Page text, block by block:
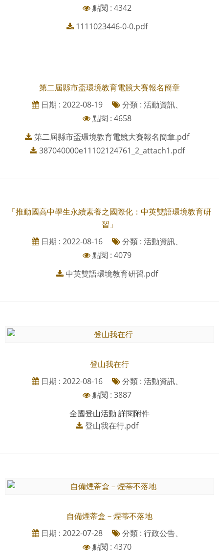
點閱 : 4342
1111023446-0-0.pdf
第二屆縣市盃環境教育電競大賽報名簡章
日期 : 2022-08-19
分類 : 活動資訊、
點閱 : 4658
第二屆縣市盃環境教育電競大賽報名簡章.pdf
387040000e11102124761_2_attach1.pdf
「推動國高中學生永續素養之國際化：中英雙語環境教育研
習」
日期 : 2022-08-16
分類 : 活動資訊、
點閱 : 4079
中英雙語環境教育研習.pdf
登山我在行
日期 : 2022-08-16
分類 : 活動資訊、
點閱 : 3887
全國登山活動 詳閱附件
登山我在行.pdf
自備煙蒂盒－煙蒂不落地
日期 : 2022-07-28
分類 : 行政公告、
點閱 : 4370